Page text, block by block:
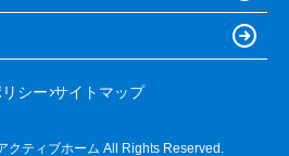
シー サイトマップ
クティブホーム All Rights Reserved.